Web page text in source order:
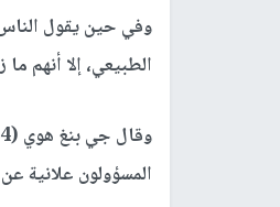
وفي حين يقول
الطبيعي، إلا أنهم
المسؤولون علانية